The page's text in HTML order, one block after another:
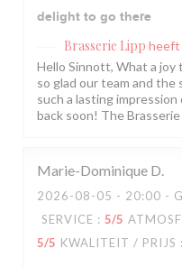
delight to go there
Brasserie Lipp heeft
Hello Sinnott, What a joy
so glad our team and
such a lasting
back soon! The
Marie-Dominique D
2026-08-05 - 20:00 -
SERVICE : 5/5
5/5 KWALITEIT / PRIJS :